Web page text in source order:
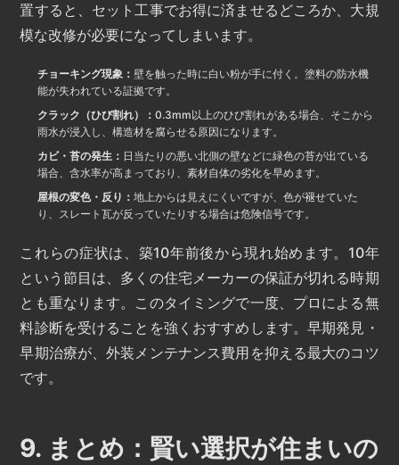
置すると、セット工事でお得に済ませるどころか、大規
模な改修が必要になってしまいます。
チョーキング現象：壁を触った時に白い粉が手に付く。塗料の防水機
能が失われている証拠です。
クラック（ひび割れ）：0.3mm以上のひび割れがある場合、そこから
雨水が浸入し、構造材を腐らせる原因になります。
カビ・苔の発生： 日当たりの悪い北側の壁などに緑色の苔が出ている
場合、含水率が高まっており、素材自体の劣化を早めます。
屋根の変色・反り：地上からは見えにくいですが、色が褪せていた
り、スレート瓦が反っていたりする場合は危険信号です。
これらの症状は、築10年前後から現れ始めます。10年
という節目は、多くの住宅メーカーの保証が切れる時期
とも重なります。このタイミングで一度、プロによる無
料診断を受けることを強くおすすめします。早期発見・
早期治療が、外装メンテナンス費用を抑える最大のコツ
です。
9. まとめ：賢い選択が住まいの